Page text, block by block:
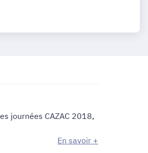
journées CAZAC 2018,
En savoir +